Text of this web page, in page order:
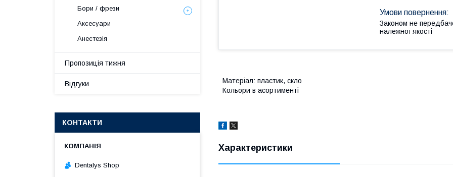
Законом не
належної якості
Матеріал: пластик, скло
Кольори в асортименті
Характеристики
Бори / фрези
Аксесуари
Анестезія
Пропозиція тижня
Відгуки
КОНТАКТИ
Dentalys Shop